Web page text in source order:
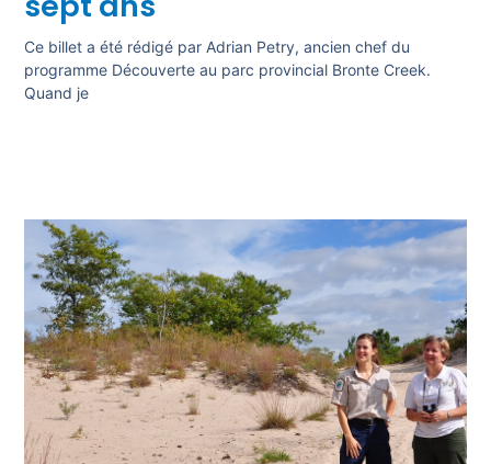
Ce billet a été rédigé par Adrian Petry, ancien chef du
programme Découverte au parc provincial Bronte Creek.
Quand je